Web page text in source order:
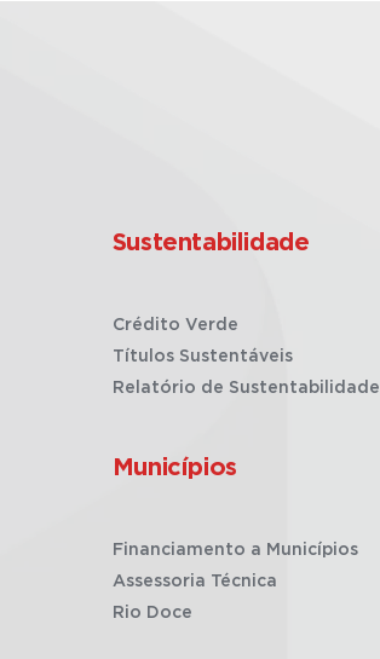
Sustentabilidade
Crédito Verde
Títulos Sustentáveis
Relatório de Sustentabilidade
Municípios
Financiamento a Municípios
Assessoria Técnica
Rio Doce